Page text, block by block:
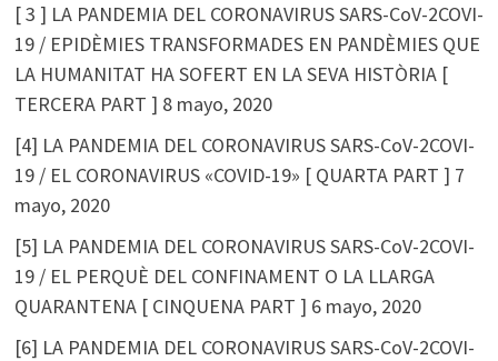
[ 3 ] LA PANDEMIA DEL CORONAVIRUS SARS-CoV-2COVI-
19 / EPIDÈMIES TRANSFORMADES EN PANDÈMIES QUE
LA HUMANITAT HA SOFERT EN LA SEVA HISTÒRIA [
TERCERA PART ] 8 mayo, 2020
[4] LA PANDEMIA DEL CORONAVIRUS SARS-CoV-2COVI-
19 / EL CORONAVIRUS «COVID-19» [ QUARTA PART ] 7
mayo, 2020
[5] LA PANDEMIA DEL CORONAVIRUS SARS-CoV-2COVI-
19 / EL PERQUÈ DEL CONFINAMENT O LA LLARGA
QUARANTENA [ CINQUENA PART ] 6 mayo, 2020
[6] LA PANDEMIA DEL CORONAVIRUS SARS-CoV-2COVI-